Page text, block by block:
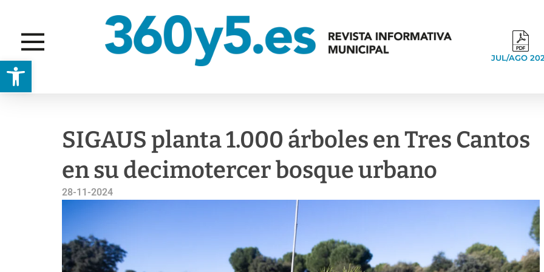
Abrir barra de herramientas JUL/AGO
SIGAUS planta 1.000 árboles en Tres Cantos
en su decimotercer bosque urbano
28-11-2024